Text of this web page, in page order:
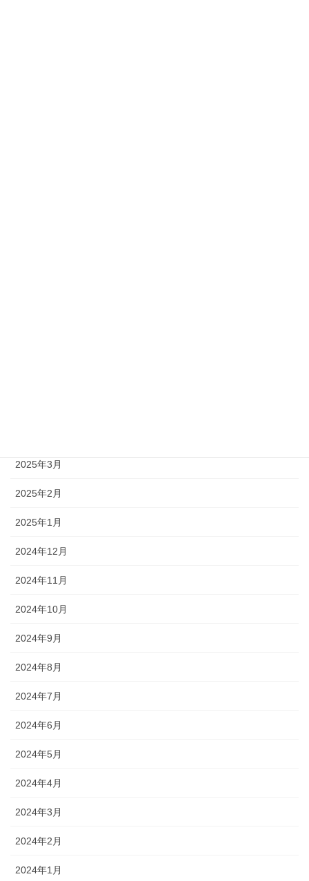
2025年3月
2025年2月
2025年1月
2024年12月
2024年11月
2024年10月
2024年9月
2024年8月
2024年7月
2024年6月
2024年5月
2024年4月
2024年3月
2024年2月
2024年1月